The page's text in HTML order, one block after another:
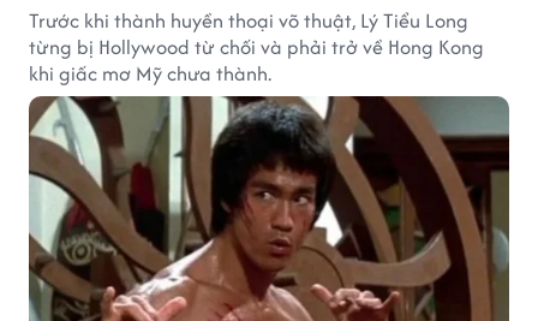
Trước khi thành huyền thoại võ thuật, Lý Tiểu Long
từng bị Hollywood từ chối và phải trở về Hong Kong
khi giấc mơ Mỹ chưa thành.